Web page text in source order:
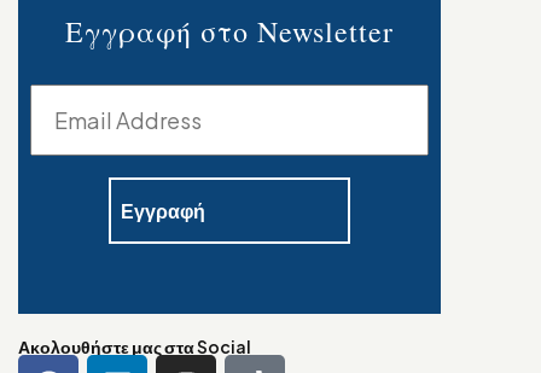
Εγγραφή στο Newsletter
Ακολουθήστε μας στα Social